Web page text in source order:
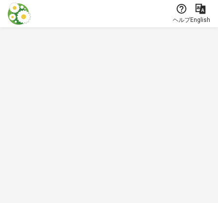
本文に飛ぶ
ヘルプEnglish